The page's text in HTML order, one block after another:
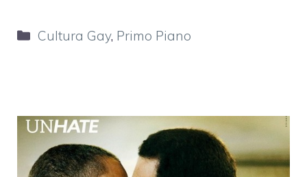
Categorie
Cultura Gay, Primo Piano